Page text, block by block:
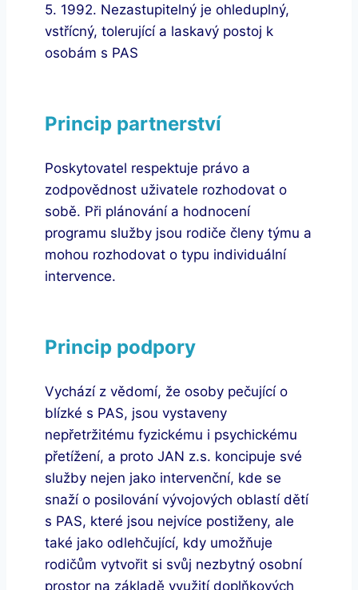
5. 1992. Nezastupitelný je ohleduplný,
vstřícný, tolerující a laskavý postoj k
osobám s PAS
Princip partnerství
Poskytovatel respektuje právo a
zodpovědnost uživatele rozhodovat o
sobě. Při plánování a hodnocení
programu služby jsou rodiče členy týmu a
mohou rozhodovat o typu individuální
intervence.
Princip podpory
Vychází z vědomí, že osoby pečující o
blízké s PAS, jsou vystaveny
nepřetržitému fyzickému i psychickému
přetížení, a proto JAN z.s. koncipuje své
služby nejen jako intervenční, kde se
snaží o posilování vývojových oblastí dětí
s PAS, které jsou nejvíce postiženy, ale
také jako odlehčující, kdy umožňuje
rodičům vytvořit si svůj nezbytný osobní
prostor na základě využití doplňkových